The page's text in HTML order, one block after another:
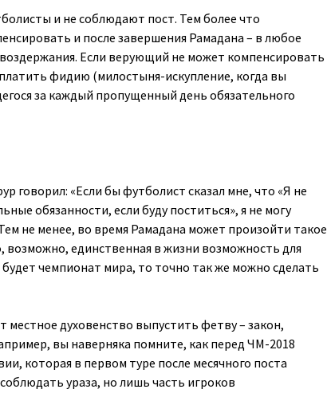
и не соблюдают пост. Тем более что
и после завершения Рамадана – в любое
Если верующий не может компенсировать
фидию (милостыня-искупление, когда вы
за каждый пропущенный день обязательного
говорил: «Если бы футболист сказал мне, что «Я не
обязанности, если буду поститься», я не могу
не менее, во время Рамадана может произойти такое
возможно, единственная в жизни возможность для
чемпионат мира, то точно так же можно сделать
местное духовенство выпустить фетву – закон,
вы наверняка помните, как перед ЧМ-2018
которая в первом туре после месячного поста
ураза, но лишь часть игроков